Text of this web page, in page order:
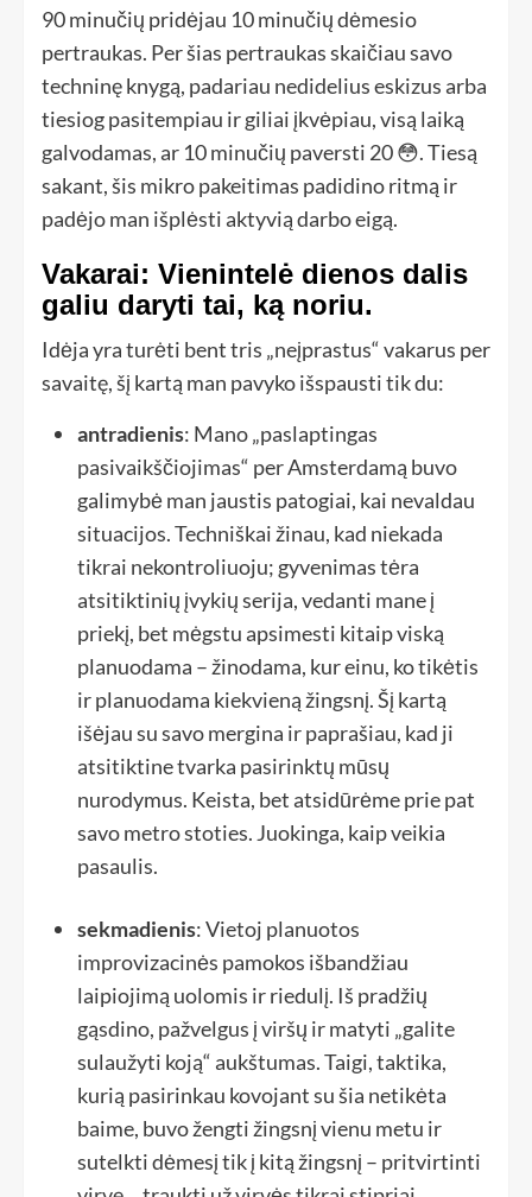
90 minučių pridėjau 10 minučių dėmesio
pertraukas. Per šias pertraukas skaičiau savo
techninę knygą, padariau nedidelius eskizus arba
tiesiog pasitempiau ir giliai įkvėpiau, visą laiką
galvodamas, ar 10 minučių paversti 20 😳. Tiesą
sakant, šis mikro pakeitimas padidino ritmą ir
padėjo man išplėsti aktyvią darbo eigą.
Vakarai: Vienintelė dienos dalis
galiu daryti tai, ką noriu.
Idėja yra turėti bent tris „neįprastus“ vakarus per
savaitę, šį kartą man pavyko išspausti tik du:
antradienis: Mano „paslaptingas
pasivaikščiojimas“ per Amsterdamą buvo
galimybė man jaustis patogiai, kai nevaldau
situacijos. Techniškai žinau, kad niekada
tikrai nekontroliuoju; gyvenimas tėra
atsitiktinių įvykių serija, vedanti mane į
priekį, bet mėgstu apsimesti kitaip viską
planuodama – žinodama, kur einu, ko tikėtis
ir planuodama kiekvieną žingsnį. Šį kartą
išėjau su savo mergina ir paprašiau, kad ji
atsitiktine tvarka pasirinktų mūsų
nurodymus. Keista, bet atsidūrėme prie pat
savo metro stoties. Juokinga, kaip veikia
pasaulis.
sekmadienis: Vietoj planuotos
improvizacinės pamokos išbandžiau
laipiojimą uolomis ir riedulį. Iš pradžių
gąsdino, pažvelgus į viršų ir matyti „galite
sulaužyti koją“ aukštumas. Taigi, taktika,
kurią pasirinkau kovojant su šia netikėta
baime, buvo žengti žingsnį vienu metu ir
sutelkti dėmesį tik į kitą žingsnį – pritvirtinti